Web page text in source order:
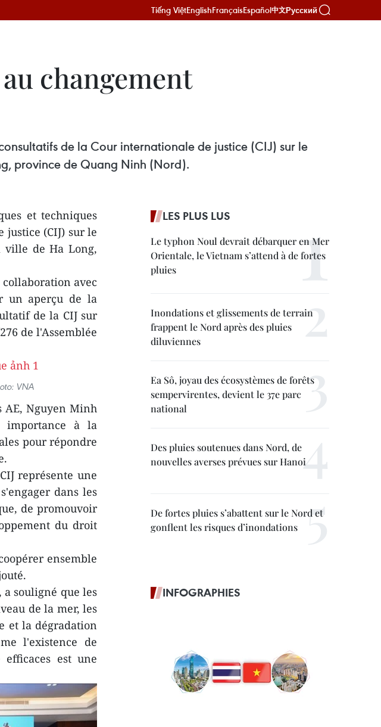
Tiếng ViệtEnglishFrançaisEspañol中文Русский
changement
de la Cour internationale de justice (CIJ) sur le
province de Quang Ninh (Nord).
et techniques
(CIJ) sur le
ville de Ha Long,
avec
un aperçu de la
de la CIJ sur
de l'Assemblée
VNA
Nguyen Minh
importance à la
pour répondre
représente une
dans les
de promouvoir
du droit
ensemble
souligné que les
de la mer, les
et la dégradation
l'existence de
efficaces est une
LES PLUS LUS
Le typhon Noul devrait débarquer en Mer
Orientale, le Vietnam s’attend à de fortes
pluies
Inondations et glissements de terrain
frappent le Nord après des pluies
diluviennes
Ea Sô, joyau des écosystèmes de forêts
sempervirentes, devient le 37e parc
national
Des pluies soutenues dans Nord, de
nouvelles averses prévues sur Hanoi
De fortes pluies s’abattent sur le Nord et
gonflent les risques d’inondations
INFOGRAPHIES